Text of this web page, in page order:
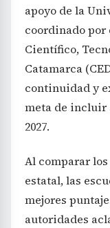
apoyo de la
coordinado por
Científico,
Catamarca
continuidad y
meta de incluir
2027.
Al comparar
estatal, las
mejores
autoridades